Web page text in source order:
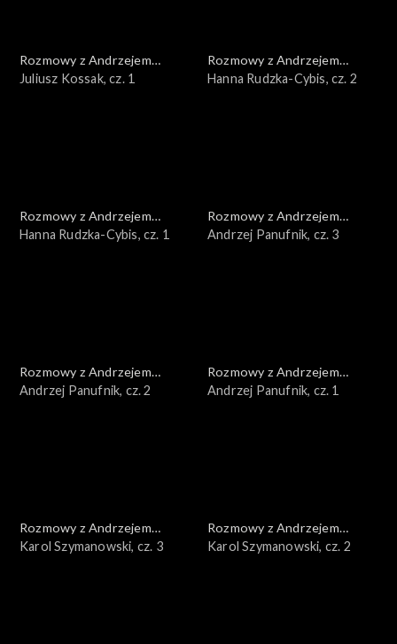
Rozmowy z Andrzejem
Doboszem
Juliusz Kossak, cz. 1
Rozmowy z Andrzejem
Doboszem
Hanna Rudzka-Cybis, cz. 2
Rozmowy z Andrzejem
Doboszem
Hanna Rudzka-Cybis, cz. 1
Rozmowy z Andrzejem
Doboszem
Andrzej Panufnik, cz. 3
Rozmowy z Andrzejem
Doboszem
Andrzej Panufnik, cz. 2
Rozmowy z Andrzejem
Doboszem
Andrzej Panufnik, cz. 1
Rozmowy z Andrzejem
Doboszem
Karol Szymanowski, cz. 3
Rozmowy z Andrzejem
Doboszem
Karol Szymanowski, cz. 2